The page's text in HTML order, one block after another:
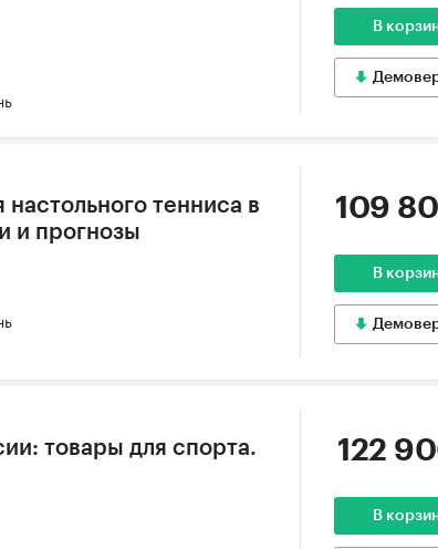
В
тенниса в
и прогнозы
109
В
товары для спорта.
122
В